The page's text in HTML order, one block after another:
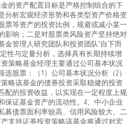
的资产配置目标是严格控制组合的下
分析宏观经济形势和各类型资产价格变
票等资产的投资比例，规避或减小某一
影响；二是对股票类风险资产坚持绝对
金管理人研究团队和投资团队“自下而
性与定量分析，选择具有长期持续增
策略基金经理主要通过公司基本状况
股票：（1）公司基本状况分析（2）
略该基金的债券投资采取稳健的投资
配的投资收益，以实现在一定程度上规
保证基金资产的流动性。4、中小企业
募债票面利率较高、信用风险较大、二
支持证券投资策略该基金将通过对宏